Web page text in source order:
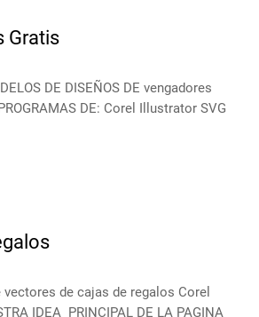
Gratis
DE DISEÑOS DE vengadores
DE: Corel Illustrator SVG
de cajas de regalos Corel
IDEA PRINCIPAL DE LA PAGINA